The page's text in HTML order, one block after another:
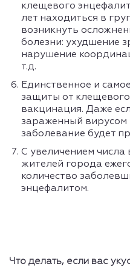
клещевого
лет находиться в
возникнуть
болезни: ухудшение
нарушение
т.д.
Единственное и
защиты от
вакцинация. Даже
зараженный вирусом
заболевание будет
С увеличением
жителей города
количество
энцефалитом.
Что делать, если вас